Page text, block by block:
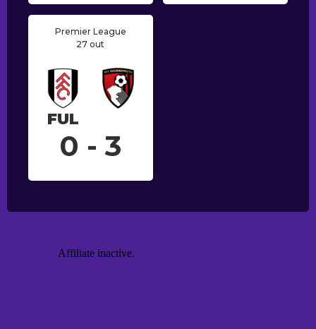
Premier League
27 out
FUL
0 - 3